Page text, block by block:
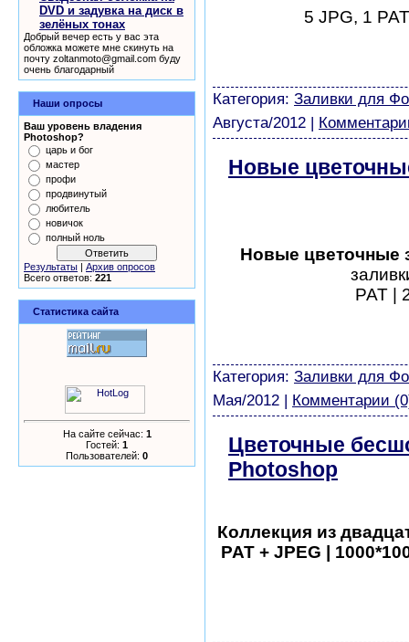
DVD и задувка на диск в
зелёных тонах
Добрый вечер есть у вас эта
обложка можете мне скинуть на
почту zoltanmoto@gmail.com буду
очень благодарный
Наши опросы
Ваш уровень владения
Photoshop?
царь и бог
мастер
профи
продвинутый
любитель
новичок
полный ноль
Результаты | Архив опросов
Всего ответов: 221
Статистика сайта
На сайте сейчас: 1
Гостей: 1
Пользователей: 0
5 JPG, 1
Категория: Заливки для
Августа/2012
Новые
Новые цветочные
PAT |
Категория: Заливки для
Мая/2012
Комментарии
Цветочные
Photoshop
Коллекция из
PAT + JPEG |